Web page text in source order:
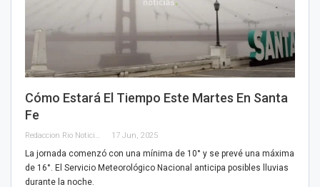
Cómo Estará El Tiempo Este Martes En Santa
Fe
Redaccion Rio Noticias 17 Jun, 2025
La jornada comenzó con una mínima de 10° y se prevé una máxima
de 16°. El Servicio Meteorológico Nacional anticipa posibles lluvias
durante la noche.